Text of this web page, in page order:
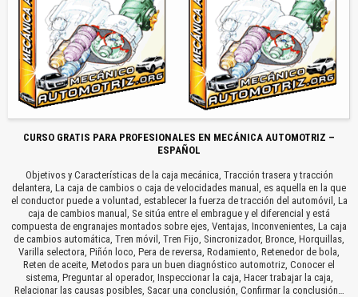
CURSO GRATIS PARA PROFESIONALES EN MECÁNICA AUTOMOTRIZ –
ESPAÑOL
Objetivos y Características de la caja mecánica, Tracción trasera y tracción
delantera, La caja de cambios o caja de velocidades manual, es aquella en la que
el conductor puede a voluntad, establecer la fuerza de tracción del automóvil, La
caja de cambios manual, Se sitúa entre el embrague y el diferencial y está
compuesta de engranajes montados sobre ejes, Ventajas, Inconvenientes, La caja
de cambios automática, Tren móvil, Tren Fijo, Sincronizador, Bronce, Horquillas,
Varilla selectora, Piñón loco, Pera de reversa, Rodamiento, Retenedor de bola,
Reten de aceite, Metodos para un buen diagnóstico automotriz, Conocer el
sistema, Preguntar al operador, Inspeccionar la caja, Hacer trabajar la caja,
Relacionar las causas posibles, Sacar una conclusión, Confirmar la conclusión…